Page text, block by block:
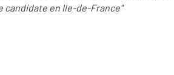
candidate en Ile-de-France"